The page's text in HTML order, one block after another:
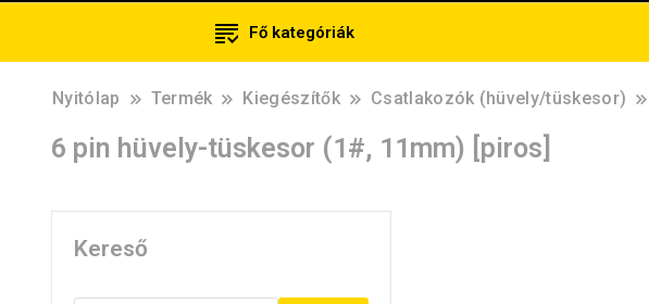
Fő kategóriák
Nyitólap Termék Kiegészítők Csatlakozók (hüvely/tüskesor)
6 pin hüvely-tüskesor (1#, 11mm) [piros]
Kereső